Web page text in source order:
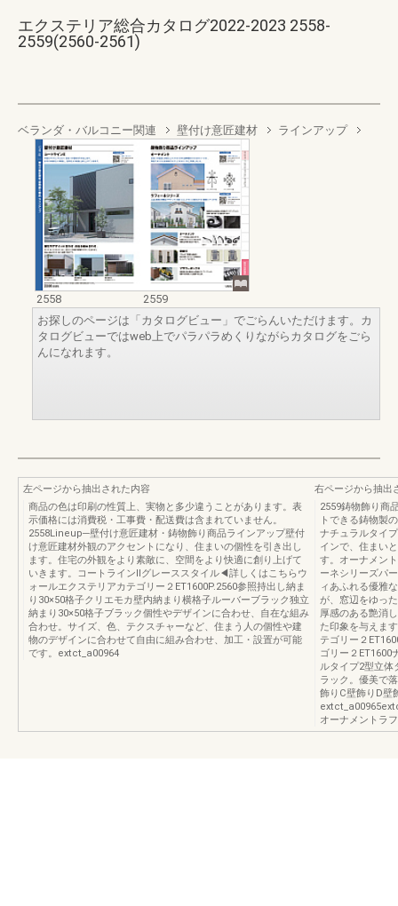
エクステリア総合カタログ2022-2023 2558-
2559(2560-2561)
ベランダ・バルコニー関連 壁付け意匠建材 ラインアップ
2558
2559
お探しのページは「カタログビュー」でごらんいただけます。カ
タログビューではweb上でパラパラめくりながらカタログをごら
んになれます。
左ページから抽出された内容
商品の色は印刷の性質上、実物と多少違うことがあります。表
示価格には消費税・工事費・配送費は含まれていません。
2558Lineup─壁付け意匠建材・鋳物飾り商品ラインアップ壁付
け意匠建材外観のアクセントになり、住まいの個性を引き出し
ます。住宅の外観をより素敵に、空間をより快適に創り上げて
いきます。コートラインⅡグレーススタイル◀詳しくはこちらウ
ォールエクステリアカテゴリー２ET1600P.2560参照持出し納ま
り30×50格子クリエモカ壁内納まり横格子ルーバーブラック独立
納まり30×50格子ブラック個性やデザインに合わせ、自在な組み
合わせ。サイズ、色、テクスチャーなど、住まう人の個性や建
物のデザインに合わせて自由に組み合わせ、加工・設置が可能
です。extct_a00964
右ページから抽出
2559鋳物飾り商
トできる鋳物製
ナチュラルタイ
インで、住まい
す。オーナメン
ーネシリーズパ
ィあふれる優雅
が、窓辺をゆっ
厚感のある艶消
た印象を与えま
テゴリー２
ゴリー２ET1600
ルタイプ2型立体
ラック。優美で
飾りC壁飾りD壁
オーナメントラ